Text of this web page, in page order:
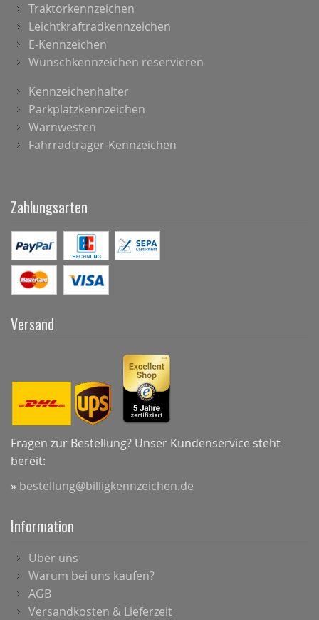
Traktorkennzeichen
Leichtkraftradkennzeichen
E-Kennzeichen
Wunschkennzeichen reservieren
Kennzeichenhalter
Parkplatzkennzeichen
Warnwesten
Fahrradträger-Kennzeichen
Zahlungsarten
Versand
Fragen zur Bestellung? Unser Kundenservice steht
bereit:
» bestellung@billigkennzeichen.de
Information
Über uns
Warum bei uns kaufen?
AGB
Versandkosten & Lieferzeit